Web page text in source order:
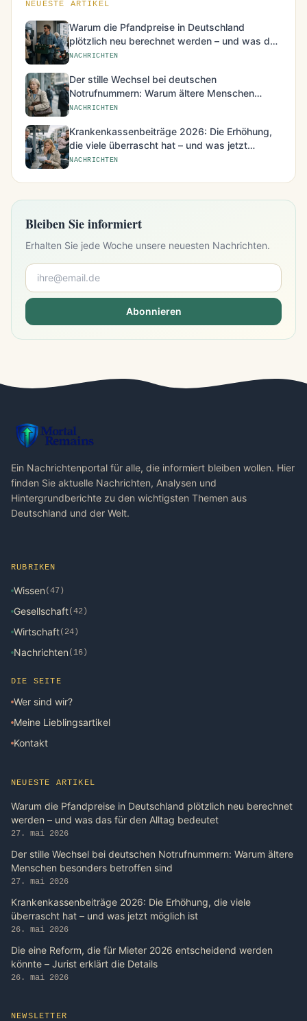
NEUESTE ARTIKEL
Warum die Pfandpreise in Deutschland
plötzlich neu berechnet werden – und was das
für den Alltag bedeutet
NACHRICHTEN
Der stille Wechsel bei deutschen
Notrufnummern: Warum ältere Menschen
besonders betroffen sind
NACHRICHTEN
Krankenkassenbeiträge 2026: Die Erhöhung,
die viele überrascht hat – und was jetzt
möglich ist
NACHRICHTEN
Bleiben Sie informiert
Erhalten Sie jede Woche unsere neuesten Nachrichten.
Abonnieren
Ein Nachrichtenportal für alle, die informiert bleiben wollen. Hier
finden Sie aktuelle Nachrichten, Analysen und
Hintergrundberichte zu den wichtigsten Themen aus
Deutschland und der Welt.
RUBRIKEN
Wissen (47)
Gesellschaft(42)
Wirtschaft(24)
Nachrichten (16)
DIE SEITE
Wer sind wir?
Meine Lieblingsartikel
Kontakt
NEUESTE ARTIKEL
Warum die Pfandpreise in Deutschland plötzlich neu berechnet
werden – und was das für den Alltag bedeutet
27. mai 2026
Der stille Wechsel bei deutschen Notrufnummern: Warum ältere
Menschen besonders betroffen sind
27. mai 2026
Krankenkassenbeiträge 2026: Die Erhöhung, die viele
überrascht hat – und was jetzt möglich ist
26. mai 2026
Die eine Reform, die für Mieter 2026 entscheidend werden
könnte – Jurist erklärt die Details
26. mai 2026
NEWSLETTER